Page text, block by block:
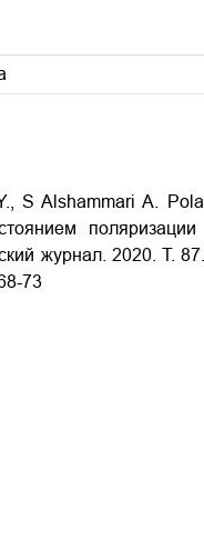
S Alshammari A.
журнал. 2020. Т.
73